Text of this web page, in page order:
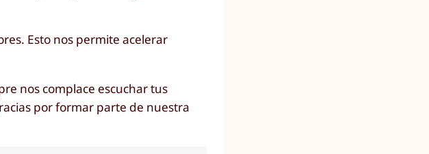
Esto nos permite acelerar
nos complace escuchar tus
por formar parte de nuestra